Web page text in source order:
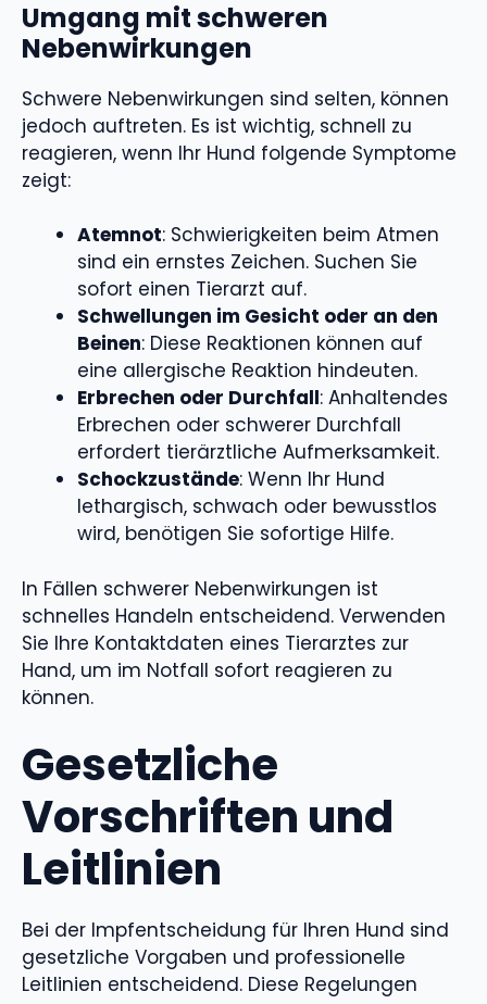
Umgang mit schweren
Nebenwirkungen
Schwere Nebenwirkungen sind selten, können
jedoch auftreten. Es ist wichtig, schnell zu
reagieren, wenn Ihr Hund folgende Symptome
zeigt:
Atemnot: Schwierigkeiten beim Atmen
sind ein ernstes Zeichen. Suchen Sie
sofort einen Tierarzt auf.
Schwellungen im Gesicht oder an den
Beinen: Diese Reaktionen können auf
eine allergische Reaktion hindeuten.
Erbrechen oder Durchfall: Anhaltendes
Erbrechen oder schwerer Durchfall
erfordert tierärztliche Aufmerksamkeit.
Schockzustände: Wenn Ihr Hund
lethargisch, schwach oder bewusstlos
wird, benötigen Sie sofortige Hilfe.
In Fällen schwerer Nebenwirkungen ist
schnelles Handeln entscheidend. Verwenden
Sie Ihre Kontaktdaten eines Tierarztes zur
Hand, um im Notfall sofort reagieren zu
können.
Gesetzliche
Vorschriften und
Leitlinien
Bei der Impfentscheidung für Ihren Hund sind
gesetzliche Vorgaben und professionelle
Leitlinien entscheidend. Diese Regelungen